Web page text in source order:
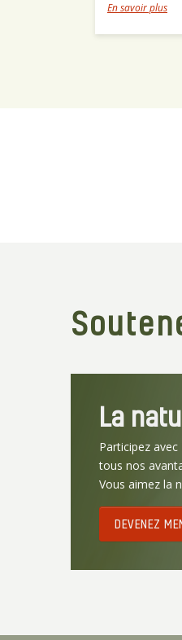
En savoir plus
La
Participez
tous nos
Vous aimez la
DEVENEZ